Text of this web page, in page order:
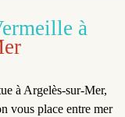
à
à Argelès-sur-Mer,
vous place entre mer